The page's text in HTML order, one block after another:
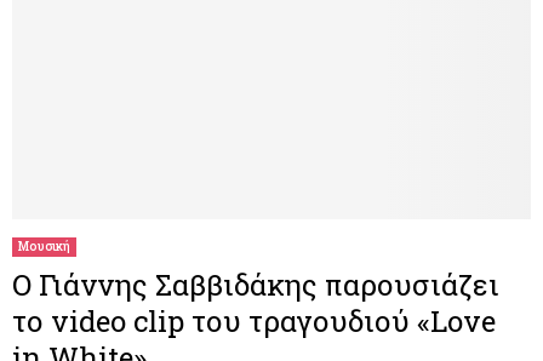
Μουσική
Ο Γιάννης Σαββιδάκης παρουσιάζει
το video clip του τραγουδιού «Love